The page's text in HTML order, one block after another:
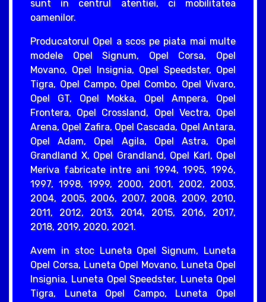
sunt in centrul atentiei, ci mobilitatea
oamenilor.
Producatorul Opel a scos pe piata mai multe
modele Opel Signum, Opel Corsa, Opel
Movano, Opel Insignia, Opel Speedster, Opel
Tigra, Opel Campo, Opel Combo, Opel Vivaro,
Opel GT, Opel Mokka, Opel Ampera, Opel
Frontera, Opel Crossland, Opel Vectra, Opel
Arena, Opel Zafira, Opel Cascada, Opel Antara,
Opel Adam, Opel Agila, Opel Astra, Opel
Grandland X, Opel Grandland, Opel Karl, Opel
Meriva fabricate intre ani 1994, 1995, 1996,
1997, 1998, 1999, 2000, 2001, 2002, 2003,
2004, 2005, 2006, 2007, 2008, 2009, 2010,
2011, 2012, 2013, 2014, 2015, 2016, 2017,
2018, 2019, 2020, 2021.
Avem in stoc Luneta Opel Signum, Luneta
Opel Corsa, Luneta Opel Movano, Luneta Opel
Insignia, Luneta Opel Speedster, Luneta Opel
Tigra, Luneta Opel Campo, Luneta Opel